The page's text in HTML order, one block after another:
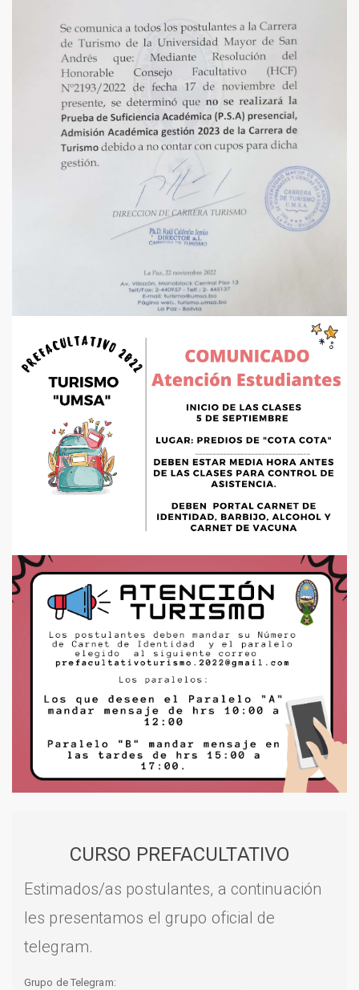
CURSO PREFACULTATIVO
Estimados/as postulantes, a continuación
les presentamos el grupo oficial de
telegram.
Grupo de Telegram: